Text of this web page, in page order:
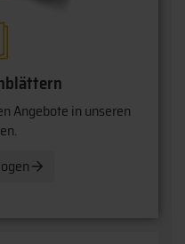
Angebote in unseren